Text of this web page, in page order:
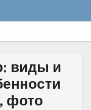
виды и
фото